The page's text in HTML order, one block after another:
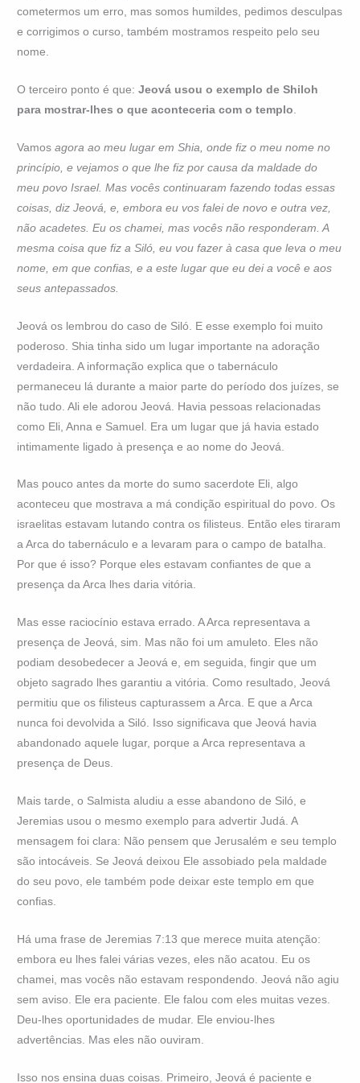
cometermos um erro, mas somos humildes, pedimos desculpas
e corrigimos o curso, também mostramos respeito pelo seu
nome.
O terceiro ponto é que:Jeová usou o exemplo de Shiloh
para mostrar-lhes o que aconteceria com o templo
Vamosagora ao meu lugar em Shia, onde fiz o meu nome no
princípio, e vejamos o que lhe fiz por causa da maldade do
meu povo Israel. Mas vocês continuaram fazendo todas essas
coisas, diz Jeová, e, embora eu vos falei de novo e outra vez,
não acadetes. Eu os chamei, mas vocês não responderam. A
mesma coisa que fiz a Siló, eu vou fazer à casa que leva o meu
nome, em que confias, e a este lugar que eu dei a você e aos
seus antepassados.
Jeová os lembrou do caso de Siló. E esse exemplo foi muito
poderoso. Shia tinha sido um lugar importante na adoração
verdadeira. A informação explica que o tabernáculo
permaneceu lá durante a maior parte do período dos juízes, se
não tudo. Ali ele adorou Jeová. Havia pessoas relacionadas
como Eli, Anna e Samuel. Era um lugar que já havia estado
intimamente ligado à presença e ao nome do Jeová.
Mas pouco antes da morte do sumo sacerdote Eli, algo
aconteceu que mostrava a má condição espiritual do povo. Os
israelitas estavam lutando contra os filisteus. Então eles tiraram
a Arca do tabernáculo e a levaram para o campo de batalha.
Por que é isso? Porque eles estavam confiantes de que a
presença da Arca lhes daria vitória.
Mas esse raciocínio estava errado. A Arca representava a
presença de Jeová, sim. Mas não foi um amuleto. Eles não
podiam desobedecer a Jeová e, em seguida, fingir que um
objeto sagrado lhes garantiu a vitória. Como resultado, Jeová
permitiu que os filisteus capturassem a Arca. E que a Arca
nunca foi devolvida a Siló. Isso significava que Jeová havia
abandonado aquele lugar, porque a Arca representava a
presença de Deus.
Mais tarde, o Salmista aludiu a esse abandono de Siló, e
Jeremias usou o mesmo exemplo para advertir Judá. A
mensagem foi clara: Não pensem que Jerusalém e seu templo
são intocáveis. Se Jeová deixou Ele assobiado pela maldade
do seu povo, ele também pode deixar este templo em que
confias.
Há uma frase de Jeremias 7:13 que merece muita atenção:
embora eu lhes falei várias vezes, eles não acatou. Eu os
chamei, mas vocês não estavam respondendo. Jeová não agiu
sem aviso. Ele era paciente. Ele falou com eles muitas vezes.
Deu-lhes oportunidades de mudar. Ele enviou-lhes
advertências. Mas eles não ouviram.
Isso nos ensina duas coisas. Primeiro, Jeová é paciente e